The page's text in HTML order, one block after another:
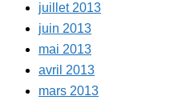
juillet 2013
juin 2013
mai 2013
avril 2013
mars 2013